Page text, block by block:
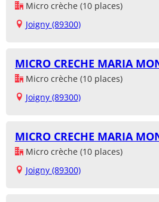
Micro crèche (10 places)
Joigny (89300)
MICRO CRECHE MARIA
Micro crèche (10 places)
Joigny (89300)
MICRO CRECHE MARIA
Micro crèche (10 places)
Joigny (89300)